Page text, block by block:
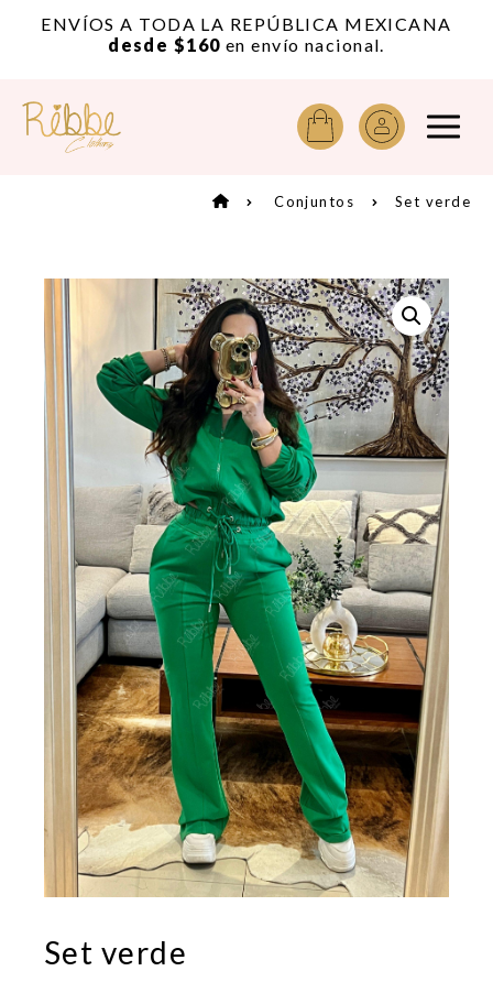
ENVÍOS A TODA LA REPÚBLICA MEXICANA
desde $160 en envío nacional.
Conjuntos Set verde
Set verde